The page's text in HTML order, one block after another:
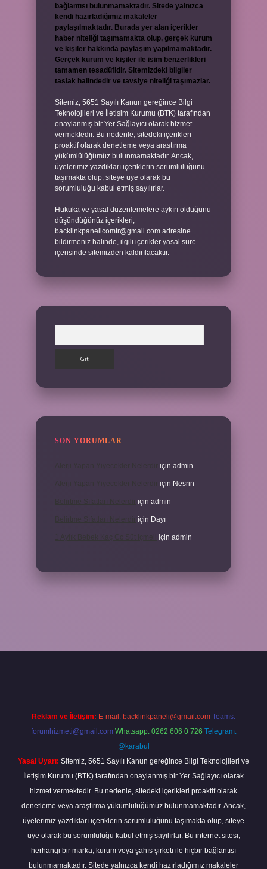
bağlantısı bulunmamaktadır. Sitede yalnızca
kendi hazırladığımız makaleler
paylaşılmaktadır. Burada yer alan içerikler
haber niteliği taşımamakta olup, gerçek kurum
ve kişiler hakkında paylaşım yapılmamaktadır.
Gerçek kurum ve kişiler ile isim benzerlikleri
tamamen tesadüfidir. Sitemizdeki bilgiler
taslak halindedir ve tavsiye niteliği taşımazlar.
Sitemiz, 5651 Sayılı Kanun gereğince Bilgi
Teknolojileri ve İletişim Kurumu (BTK) tarafından
onaylanmış bir Yer Sağlayıcı olarak hizmet
vermektedir. Bu nedenle, sitedeki içerikleri
proaktif olarak denetleme veya araştırma
yükümlülüğümüz bulunmamaktadır. Ancak,
üyelerimiz yazdıkları içeriklerin sorumluluğunu
taşımakta olup, siteye üye olarak bu
sorumluluğu kabul etmiş sayılırlar.
Hukuka ve yasal düzenlemelere aykırı olduğunu
düşündüğünüz içerikleri,
backlinkpanelicomtr@gmail.com adresine
bildirmeniz halinde, ilgili içerikler yasal süre
içerisinde sitemizden kaldırılacaktır.
SON YORUMLAR
için admin
Alerji Yapan Yiyecekler Nelerdir için Nesrin
için admin
için Dayı
1 Aylık Bebek Kaç Cc Süt Içmeli için admin
Reklam ve İletişim: E-mail: backlinkpaneli@gmail.com Teams:
forumhizmeti@gmail.com Whatsapp: 0262 606 0 726 Telegram:
@karabul
Yasal Uyarı: Sitemiz, 5651 Sayılı Kanun gereğince Bilgi Teknolojileri ve
İletişim Kurumu (BTK) tarafından onaylanmış bir Yer Sağlayıcı olarak
hizmet vermektedir. Bu nedenle, sitedeki içerikleri proaktif olarak
denetleme veya araştırma yükümlülüğümüz bulunmamaktadır. Ancak,
üyelerimiz yazdıkları içeriklerin sorumluluğunu taşımakta olup, siteye
üye olarak bu sorumluluğu kabul etmiş sayılırlar. Bu internet sitesi,
herhangi bir marka, kurum veya şahıs şirketi ile hiçbir bağlantısı
bulunmamaktadır. Sitede yalnızca kendi hazırladığımız makaleler